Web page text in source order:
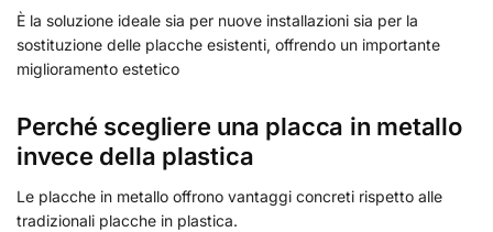
È la soluzione ideale sia per nuove installazioni sia per la
sostituzione delle placche esistenti, offrendo un importante
miglioramento estetico
Perché scegliere una placca in metallo
invece della plastica
Le placche in metallo offrono vantaggi concreti rispetto alle
tradizionali placche in plastica.